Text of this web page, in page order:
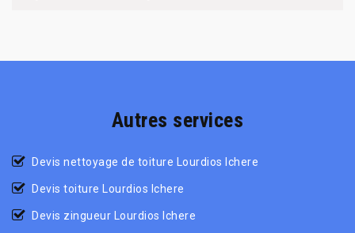
Autres services
Devis nettoyage de toiture Lourdios Ichere
Devis toiture Lourdios Ichere
Devis zingueur Lourdios Ichere